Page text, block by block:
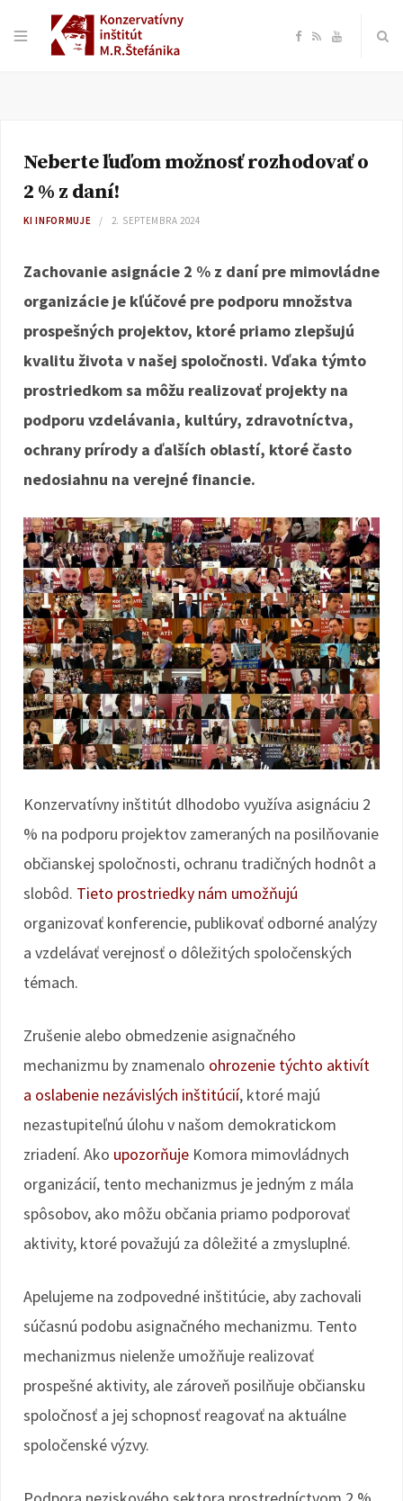
F
e
o
R Y
T
e
Neberte ľuďom možnosť rozhodovať o
2 % z daní!
KI INFORMUJE 2. SEPTEMBRA 2024
Zachovanie asignácie 2 % z daní pre mimovládne
organizácie je kľúčové pre podporu množstva
prospešných projektov, ktoré priamo zlepšujú
kvalitu života v našej spoločnosti. Vďaka týmto
prostriedkom sa môžu realizovať projekty na
podporu vzdelávania, kultúry, zdravotníctva,
ochrany prírody a ďalších oblastí, ktoré často
nedosiahnu na verejné financie.
Konzervatívny inštitút dlhodobo využíva asignáciu 2
% na podporu projektov zameraných na posilňovanie
občianskej spoločnosti, ochranu tradičných hodnôt a
slobôd. Tieto prostriedky nám umožňujú
organizovať konferencie, publikovať odborné analýzy
a vzdelávať verejnosť o dôležitých spoločenských
témach.
Zrušenie alebo obmedzenie asignačného
mechanizmu by znamenalo ohrozenie týchto aktivít
a oslabenie nezávislých inštitúcií, ktoré majú
nezastupiteľnú úlohu v našom demokratickom
zriadení. Ako upozorňuje Komora mimovládnych
organizácií, tento mechanizmus je jedným z mála
spôsobov, ako môžu občania priamo podporovať
aktivity, ktoré považujú za dôležité a zmysluplné.
Apelujeme na zodpovedné inštitúcie, aby zachovali
súčasnú podobu asignačného mechanizmu. Tento
mechanizmus nielenže umožňuje realizovať
prospešné aktivity, ale zároveň posilňuje občiansku
spoločnosť a jej schopnosť reagovať na aktuálne
spoločenské výzvy.